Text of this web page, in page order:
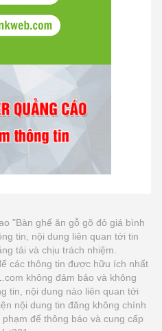
"Bàn ghế ăn gỗ gõ đỏ giá bình
tin, nội dung liên quan tới tin
tải và chịu trách nhiệm.
các thông tin được hữu ích nhất
không đảm bảo và không
tin, nội dung nào liên quan tới
nội dung tin đăng không chính
để thông báo và cung cấp